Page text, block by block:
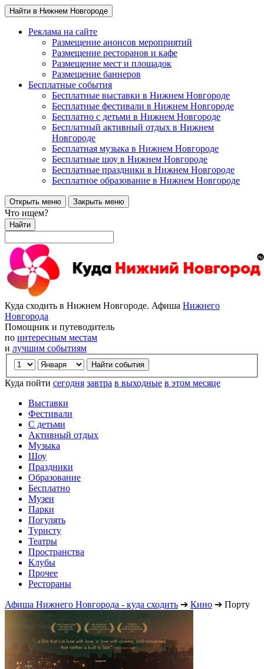
Найти в Нижнем Новгороде
Реклама на сайте
Размещение анонсов мероприятий
Размещение ресторанов и кафе
Размещение мест и площадок
Размещение баннеров
Бесплатные события
Бесплатные выставки в Нижнем Новгороде
Бесплатные фестивали в Нижнем Новгороде
Бесплатно с детьми в Нижнем Новгороде
Бесплатный активный отдых в Нижнем
Новгороде
Бесплатная музыка в Нижнем Новгороде
Бесплатные шоу в Нижнем Новгороде
Бесплатные праздники в Нижнем Новгороде
Бесплатное образование в Нижнем Новгороде
Открыть меню Закрыть меню
Что ищем?
Найти
Куда сходить в Нижнем Новгороде. Афиша Нижнего
Новгорода
Помощник и путеводитель
по интересным местам
и лучшим событиям
Куда пойти сегодня завтра в выходные в этом месяце
Выставки
Фестивали
С детьми
Активный отдых
Музыка
Шоу
Праздники
Образование
Бесплатно
Музеи
Парки
Погулять
Туристу
Театры
Пространства
Клубы
Прочее
Рестораны
Афиша Нижнего Новгорода - куда сходить ➔ Кино ➔ Порту